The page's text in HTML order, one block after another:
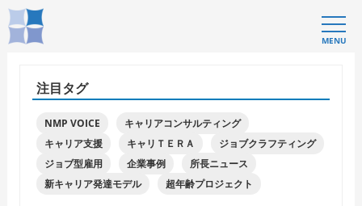
MENU
注目タグ
NMP VOICE
キャリアコンサルティング
キャリア支援
キャリＴＥＲＡ
ジョブクラフティング
ジョブ型雇用
企業事例
所長ニュース
新キャリア発達モデル
超年齢プロジェクト